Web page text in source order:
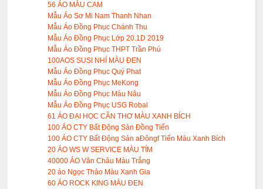
56 ÁO MÀU CAM
Mẫu Áo Sơ Mi Nam Thanh Nhan
Mẫu Áo Đồng Phục Chánh Thu
Mẫu Áo Đồng Phục Lớp 20.1D 2019
Mẫu Áo Đồng Phục THPT Trần Phú
100AOS SUSI NHÍ MÀU ĐEN
Mẫu Áo Đồng Phục Quý Phat
Mẫu Áo Đồng Phục MeKong
Mẫu Áo Đồng Phục Màu Nâu
Mẫu Áo Đồng Phục USG Robal
61 ÁO ĐẠI HỌC CẦN THƠ MÀU XANH BÍCH
100 ÁO CTY Bất Động Sản Đồng Tiến
100 ÁO CTY Bất Động Sản aĐôngf Tiến Màu Xanh Bích
20 ÁO WS W SERVICE MÀU TÍM
40000 ÁO Vân Châu Màu Trắng
20 áo Ngọc Thảo Màu Xanh Gia
60 ÁO ROCK KING MÀU ĐEN